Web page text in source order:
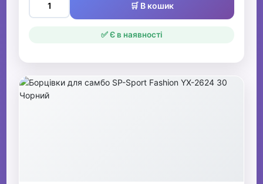
🛒 В кошик
✅ Є в наявності